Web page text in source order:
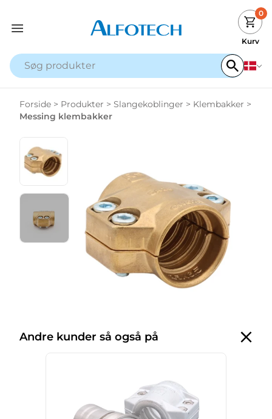
0
Kurv
Forside > Produkter > Slangekoblinger > Klembakker >
Messing klembakker
Andre kunder så også på